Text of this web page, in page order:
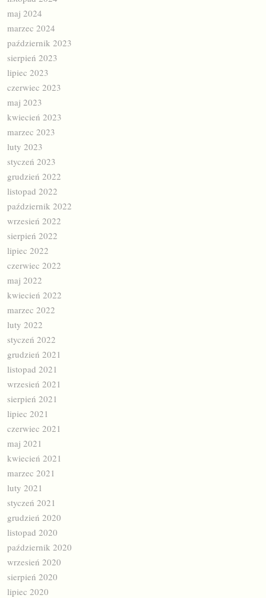
maj 2024
marzec 2024
październik 2023
sierpień 2023
lipiec 2023
czerwiec 2023
maj 2023
kwiecień 2023
marzec 2023
luty 2023
styczeń 2023
grudzień 2022
listopad 2022
październik 2022
wrzesień 2022
sierpień 2022
lipiec 2022
czerwiec 2022
maj 2022
kwiecień 2022
marzec 2022
luty 2022
styczeń 2022
grudzień 2021
listopad 2021
wrzesień 2021
sierpień 2021
lipiec 2021
czerwiec 2021
maj 2021
kwiecień 2021
marzec 2021
luty 2021
styczeń 2021
grudzień 2020
listopad 2020
październik 2020
wrzesień 2020
sierpień 2020
lipiec 2020